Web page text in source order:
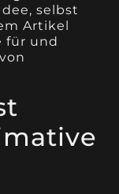
selbst
Artikel
für und